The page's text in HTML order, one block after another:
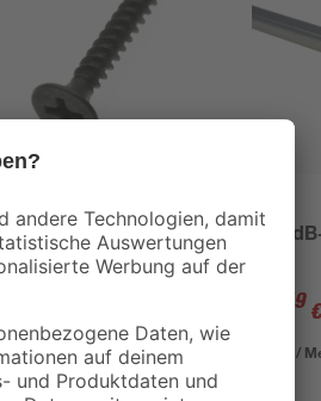
Knauf
Schnellbauschrauben
TN Feingewinde 1000
Knauf
UW-
49
2,25 € /